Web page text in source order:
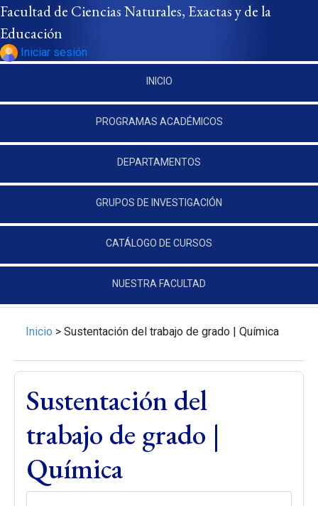
Pasar al contenido principal
Facultad de Ciencias Naturales, Exactas y de la
Educación
Iniciar sesión
INICIO
PROGRAMAS ACADÉMICOS
DEPARTAMENTOS
GRUPOS DE INVESTIGACIÓN
CATÁLOGO DE CURSOS
NUESTRA FACULTAD
Inicio > Sustentación del trabajo de grado | Química
Sustentación del
trabajo de grado |
Química